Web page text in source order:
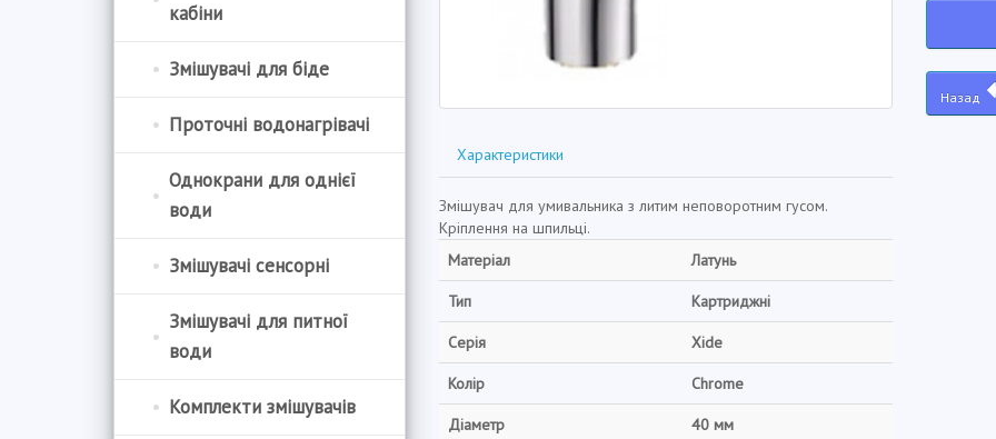
кабіни
Змішувачі для біде
Проточні водонагрівачі
Однокрани для однієї
води
Змішувачі сенсорні
Змішувачі для питної
води
Комплекти змішувачів
Характеристики
Змішувач для умивальника з литим неповоротним гусом.
Кріплення на шпильці.
Матеріал
Латунь
Тип Картриджні
Серія Xide
Колір Chrome
Діаметр 40 мм
Назад